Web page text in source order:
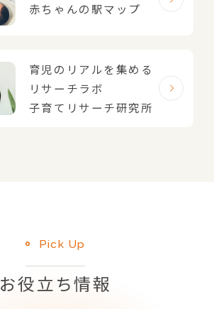
赤ちゃんの駅マップ
育児のリアルを集める
リサーチラボ
子育てリサーチ研究所
Pick Up
お役立ち情報